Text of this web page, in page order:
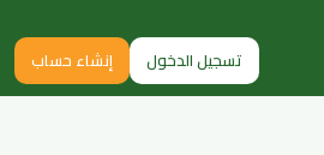
تسجيل الدخول إنشاء حساب